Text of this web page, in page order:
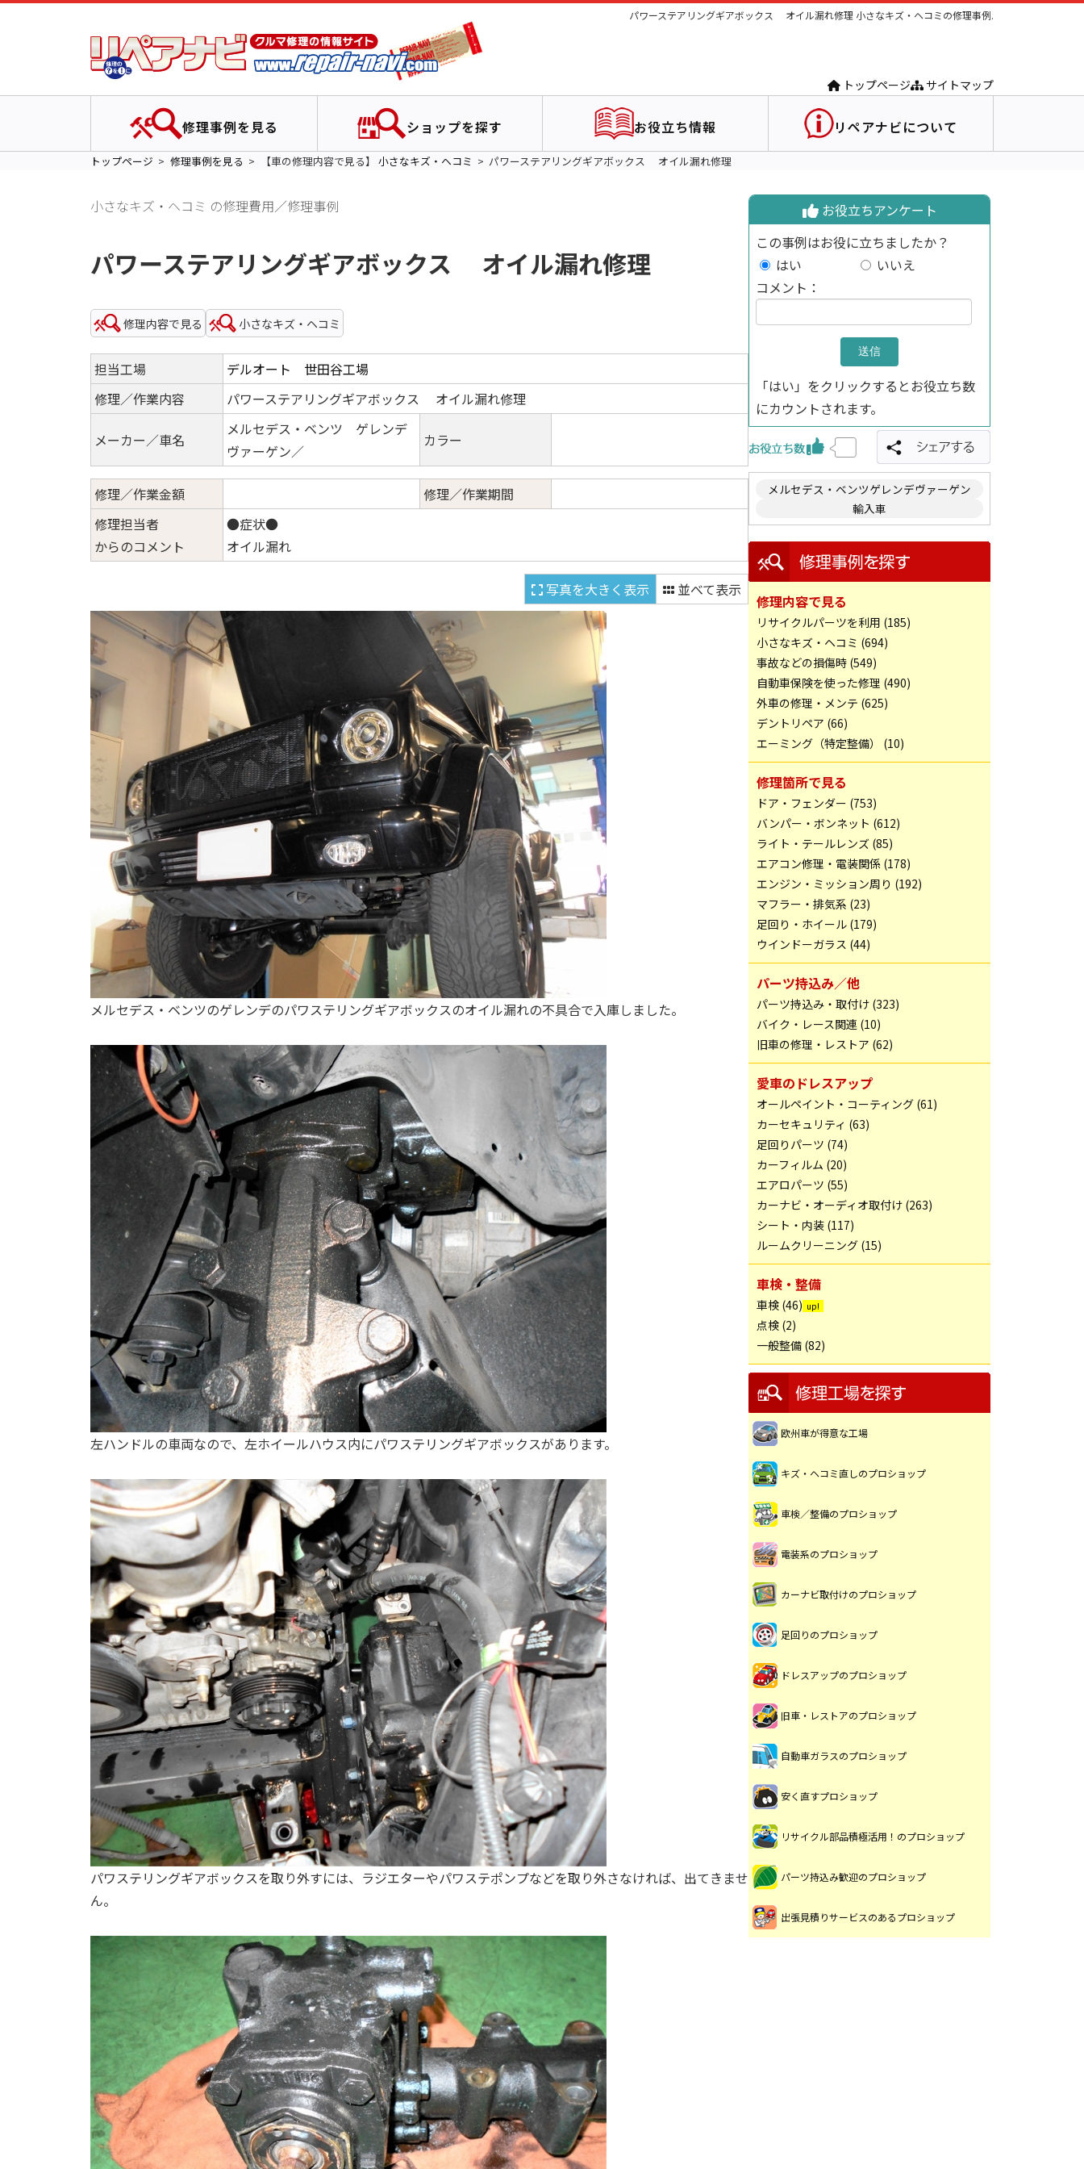
パワーステアリングギアボックス オイル漏れ修理 小さなキズ・ヘコミの修理事例.
トップページ サイトマップ
修理事例を見る ショップを探す お役立ち情報 リペアナビについて
トップページ 修理事例を見る 【車の修理内容で見る】 小さなキズ・ヘコミ パワーステアリングギアボックス オイル漏れ修理
小さなキズ・ヘコミ の修理費用／修理事例
パワーステアリングギアボックス オイル漏れ修理
修理内容で見る 小さなキズ・ヘコミ
担当工場
デルオート 世田谷工場
修理／作業内容
パワーステアリングギアボックス オイル漏れ修理
メーカー／車名
メルセデス・ベンツ ゲレンデ
ヴァーゲン／
カラー
修理／作業金額
修理／作業期間
修理担当者
からのコメント
●症状●
オイル漏れ
写真を大きく表示 並べて表示
メルセデス・ベンツのゲレンデのパワステリングギアボックスのオイル漏れの不具合で入庫しました。
左ハンドルの車両なので、左ホイールハウス内にパワステリングギアボックスがあります。
パワステリングギアボックスを取り外すには、ラジエターやパワステポンプなどを取り外さなければ、出てきませ
ん。
お役立ちアンケート
この事例はお役に立ちましたか？
はい
いいえ
コメント：
「はい」をクリックするとお役立ち数
にカウントされます。
メルセデス・ベンツゲレンデヴァーゲン
輸入車
修理内容で見る
リサイクルパーツを利用 (185)
小さなキズ・ヘコミ (694)
事故などの損傷時 (549)
自動車保険を使った修理 (490)
外車の修理・メンテ (625)
デントリペア (66)
エーミング（特定整備） (10)
修理箇所で見る
ドア・フェンダー (753)
バンパー・ボンネット (612)
ライト・テールレンズ (85)
エアコン修理・電装関係 (178)
エンジン・ミッション周り (192)
マフラー・排気系 (23)
足回り・ホイール (179)
ウインドーガラス (44)
パーツ持込み／他
パーツ持込み・取付け (323)
バイク・レース関連 (10)
旧車の修理・レストア (62)
愛車のドレスアップ
オールペイント・コーティング (61)
カーセキュリティ (63)
足回りパーツ (74)
カーフィルム (20)
エアロパーツ (55)
カーナビ・オーディオ取付け (263)
シート・内装 (117)
ルームクリーニング (15)
車検・整備
車検 (46)
点検 (2)
一般整備 (82)
欧州車が得意な工場
キズ・ヘコミ直しのプロショップ
車検／整備のプロショップ
電装系のプロショップ
カーナビ取付けのプロショップ
足回りのプロショップ
ドレスアップのプロショップ
旧車・レストアのプロショップ
自動車ガラスのプロショップ
安く直すプロショップ
リサイクル部品積極活用！のプロショップ
パーツ持込み歓迎のプロショップ
出張見積りサービスのあるプロショップ